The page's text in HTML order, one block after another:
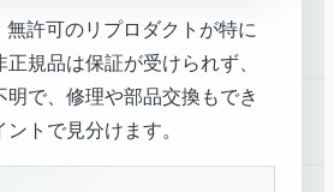
許可のリプロダクトが特に
規品は保証が受けられず、
で、修理や部品交換もでき
トで見分けます。